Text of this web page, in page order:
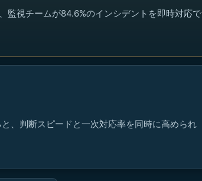
監視チームが84.6%のインシデントを即時対応で
、判断スピードと一次対応率を同時に高められ